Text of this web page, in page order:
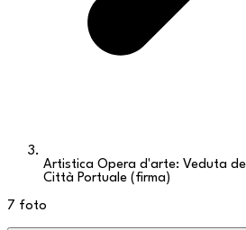
Artistica Opera d'arte: Veduta
Città Portuale (firma)
7 foto